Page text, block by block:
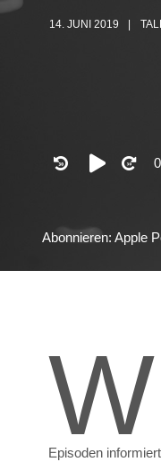
14. JUNI 2019
Audio
Abonnieren: Apple
W
Episoden